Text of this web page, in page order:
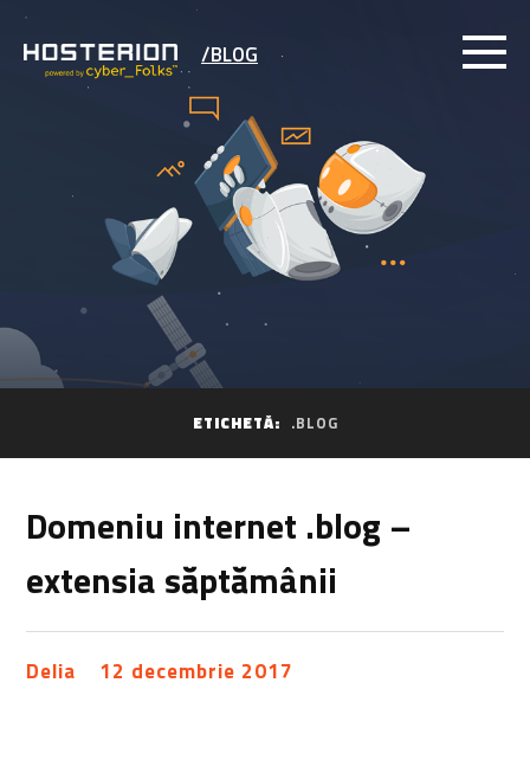
/BLOG
ETICHETĂ: .BLOG
Domeniu internet .blog –
extensia săptămânii
Delia 12 decembrie 2017